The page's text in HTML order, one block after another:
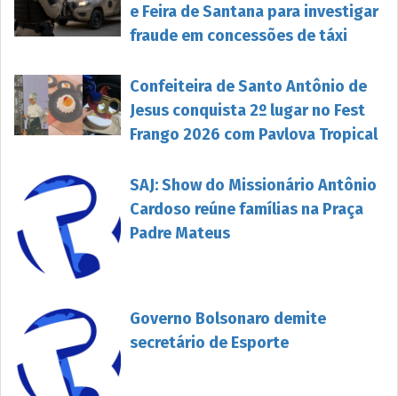
e Feira de Santana para investigar
fraude em concessões de táxi
Confeiteira de Santo Antônio de
Jesus conquista 2º lugar no Fest
Frango 2026 com Pavlova Tropical
SAJ: Show do Missionário Antônio
Cardoso reúne famílias na Praça
Padre Mateus
Governo Bolsonaro demite
secretário de Esporte